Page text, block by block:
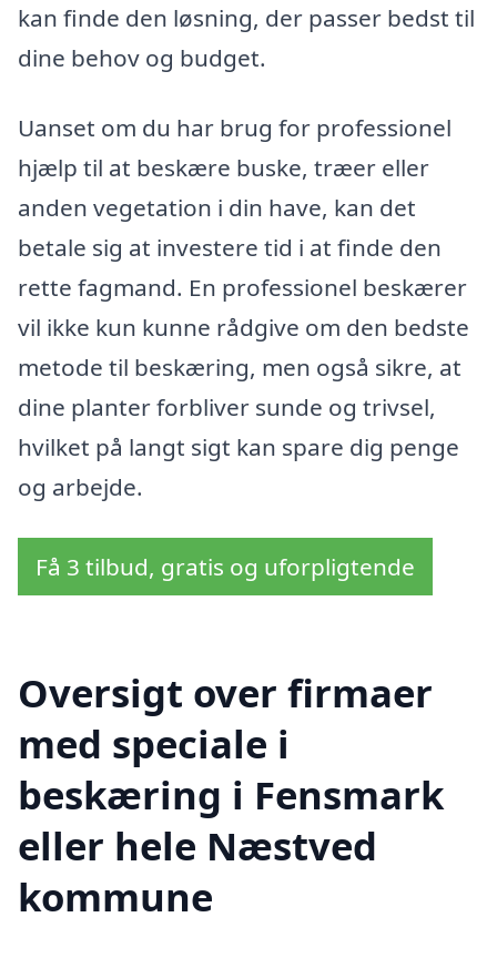
kan finde den løsning, der passer bedst til
dine behov og budget.
Uanset om du har brug for professionel
hjælp til at beskære buske, træer eller
anden vegetation i din have, kan det
betale sig at investere tid i at finde den
rette fagmand. En professionel beskærer
vil ikke kun kunne rådgive om den bedste
metode til beskæring, men også sikre, at
dine planter forbliver sunde og trivsel,
hvilket på langt sigt kan spare dig penge
og arbejde.
Få 3 tilbud, gratis og uforpligtende
Oversigt over firmaer
med speciale i
beskæring i Fensmark
eller hele Næstved
kommune